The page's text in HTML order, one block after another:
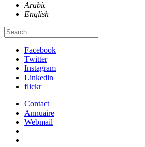
Arabic
English
Facebook
Twitter
Instagram
Linkedin
flickr
Contact
Annuaire
Webmail